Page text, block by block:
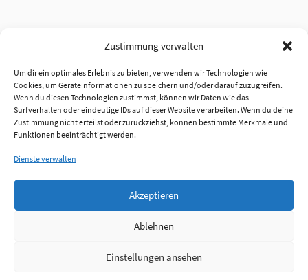
Zustimmung verwalten
Um dir ein optimales Erlebnis zu bieten, verwenden wir Technologien wie
Cookies, um Geräteinformationen zu speichern und/oder darauf zuzugreifen.
Wenn du diesen Technologien zustimmst, können wir Daten wie das
Surfverhalten oder eindeutige IDs auf dieser Website verarbeiten. Wenn du deine
Zustimmung nicht erteilst oder zurückziehst, können bestimmte Merkmale und
Funktionen beeinträchtigt werden.
Dienste verwalten
Akzeptieren
Ablehnen
Einstellungen ansehen
Anmelden